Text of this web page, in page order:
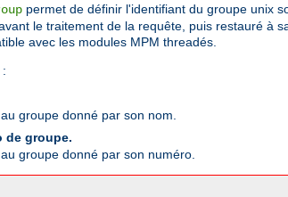
permet de définir l'identifiant du groupe unix
le traitement de la requête, puis restauré à
avec les modules MPM threadés.
groupe donné par son nom.
de groupe.
groupe donné par son numéro.